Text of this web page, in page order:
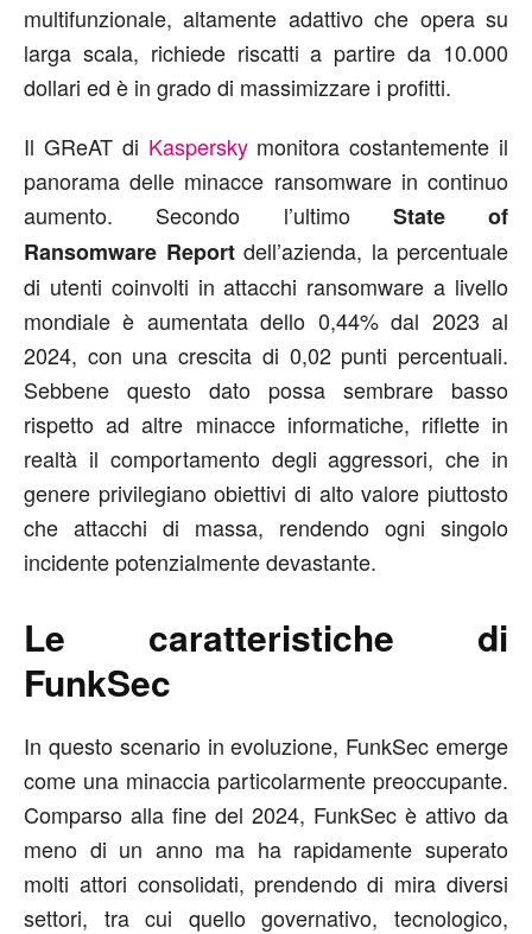
multifunzionale, altamente adattivo che opera su
larga scala, richiede riscatti a partire da 10.000
dollari ed è in grado di massimizzare i profitti.
Il GReAT di Kasperskymonitora costantemente il
panorama delle minacce ransomware in continuo
aumento. Secondo l’ultimo State of
Ransomware Reportdell’azienda, la percentuale
di utenti coinvolti in attacchi ransomware a livello
mondiale è aumentata dello 0,44% dal 2023 al
2024, con una crescita di 0,02 punti percentuali.
Sebbene questo dato possa sembrare basso
rispetto ad altre minacce informatiche, riflette in
realtà il comportamento degli aggressori, che in
genere privilegiano obiettivi di alto valore piuttosto
che attacchi di massa, rendendo ogni singolo
incidente potenzialmente devastante.
Le caratteristiche di
FunkSec
In questo scenario in evoluzione, FunkSec emerge
come una minaccia particolarmente preoccupante.
Comparso alla fine del 2024, FunkSec è attivo da
meno di un anno ma ha rapidamente superato
molti attori consolidati, prendendo di mira diversi
settori, tra cui quello governativo, tecnologico,